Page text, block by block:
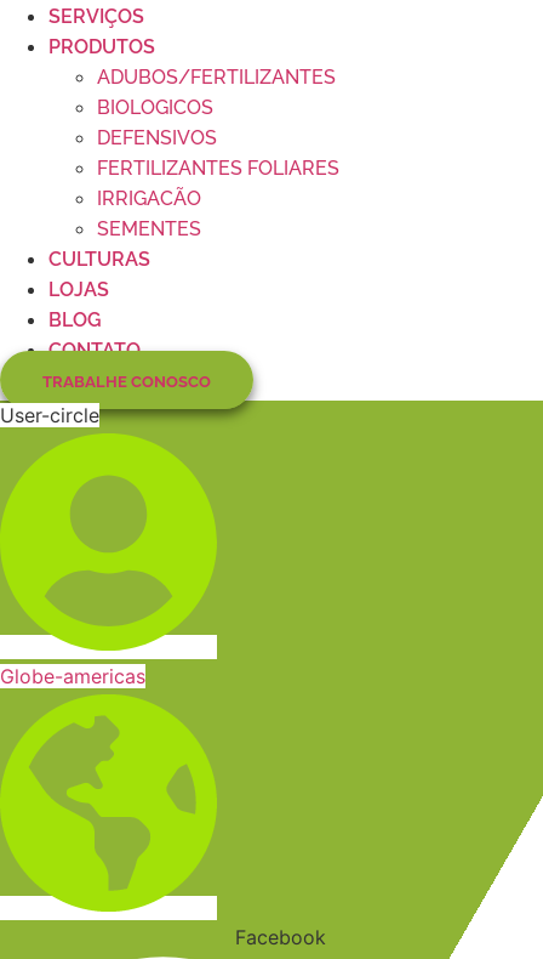
SERVIÇOS
PRODUTOS
ADUBOS/FERTILIZANTES
BIOLOGICOS
DEFENSIVOS
FERTILIZANTES FOLIARES
IRRIGACÃO
SEMENTES
CULTURAS
LOJAS
BLOG
CONTATO
TRABALHE CONOSCO
User-circle
Globe-americas
Facebook